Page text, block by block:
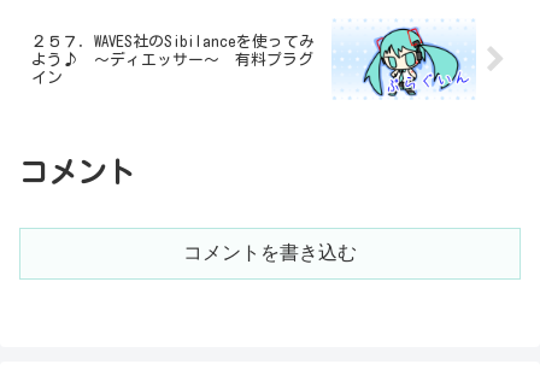
２５７．WAVES社のSibilanceを使ってみ
よう♪ ～ディエッサー～ 有料プラグ
イン
コメント
コメントを書き込む